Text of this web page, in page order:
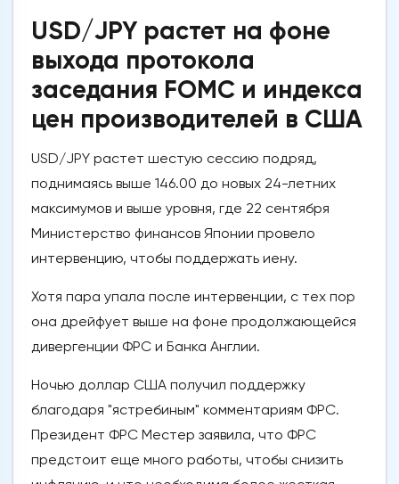
USD/JPY растет на фоне
выхода протокола
заседания FOMC и индекса
цен производителей в США
USD/JPY растет шестую сессию подряд,
поднимаясь выше 146.00 до новых 24-летних
максимумов и выше уровня, где 22 сентября
Министерство финансов Японии провело
интервенцию, чтобы поддержать иену.
Хотя пара упала после интервенции, с тех пор
она дрейфует выше на фоне продолжающейся
дивергенции ФРС и Банка Англии.
Ночью доллар США получил поддержку
благодаря "ястребиным" комментариям ФРС.
Президент ФРС Местер заявила, что ФРС
предстоит еще много работы, чтобы снизить